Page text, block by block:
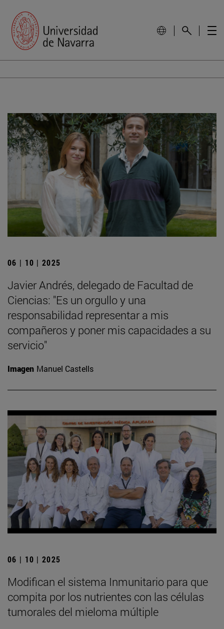
06 | 10 | 2025
Javier Andrés, delegado de Facultad de
Ciencias: "Es un orgullo y una
responsabilidad representar a mis
compañeros y poner mis capacidades a su
servicio"
Imagen Manuel Castells
06 | 10 | 2025
Modifican el sistema Inmunitario para que
compita por los nutrientes con las células
tumorales del mieloma múltiple